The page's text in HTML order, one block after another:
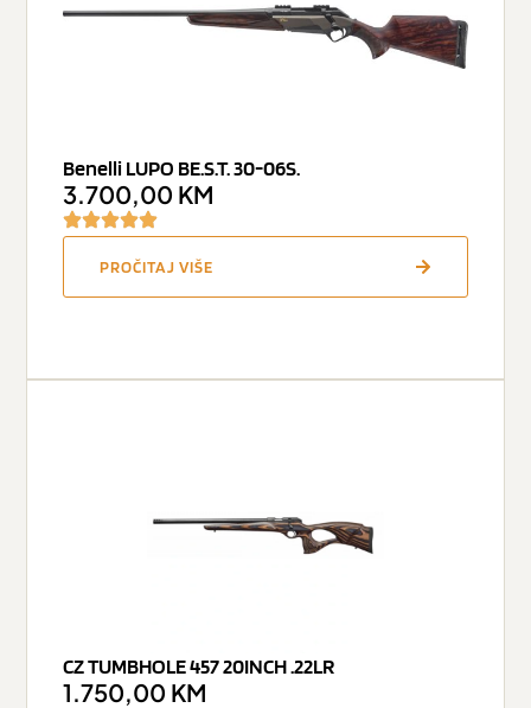
Benelli LUPO BE.S.T. 30-06S.
3.700,00 KM
PROČITAJ VIŠE
CZ TUMBHOLE 457 20INCH .22LR
1.750,00 KM